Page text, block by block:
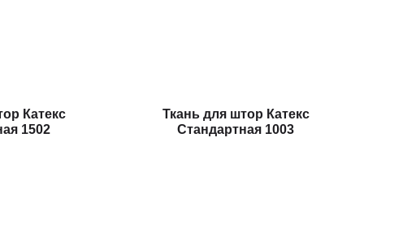
Катекс
1502
Ткань для штор Катекс
Стандартная 1003